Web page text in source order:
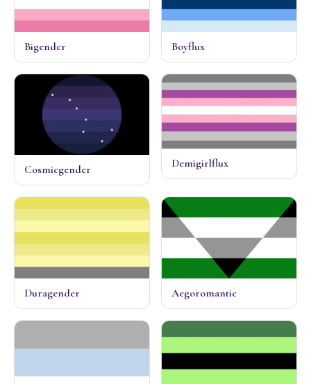
Bigender Boyflux
Cosmicgender Demigirlflux
Duragender Aegoromantic